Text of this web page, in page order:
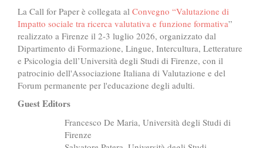
La Call for Paper è collegata al Convegno “Valutazione di
Impatto sociale tra ricerca valutativa e funzione formativa”
realizzato a Firenze il 2-3 luglio 2026, organizzato dal
Dipartimento di Formazione, Lingue, Intercultura, Letterature
e Psicologia dell’Università degli Studi di Firenze, con il
patrocinio dell'Associazione Italiana di Valutazione e del
Forum permanente per l'educazione degli adulti.
Guest Editors
Francesco De Maria, Università degli Studi di
Firenze